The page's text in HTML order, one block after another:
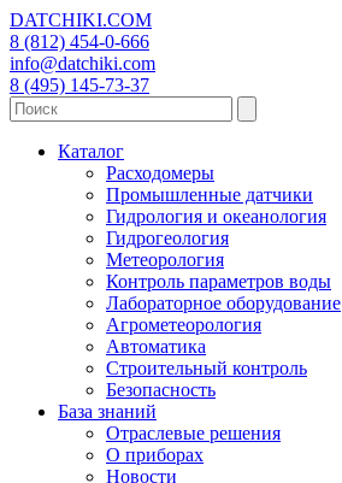
DATCHIKI.COM
8 (812) 454-0-666
info@datchiki.com
8 (495) 145-73-37
Каталог
Расходомеры
Промышленные датчики
Гидрология и океанология
Гидрогеология
Метеорология
Контроль параметров воды
Лабораторное оборудование
Агрометеорология
Автоматика
Строительный контроль
Безопасность
База знаний
Отраслевые решения
О приборах
Новости